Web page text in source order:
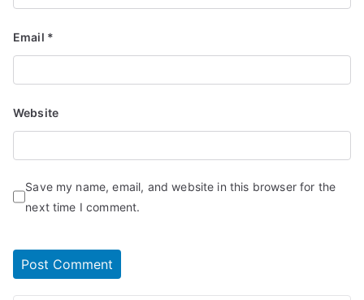
Email *
Website
Save my name, email, and website in this browser for the
next time I comment.